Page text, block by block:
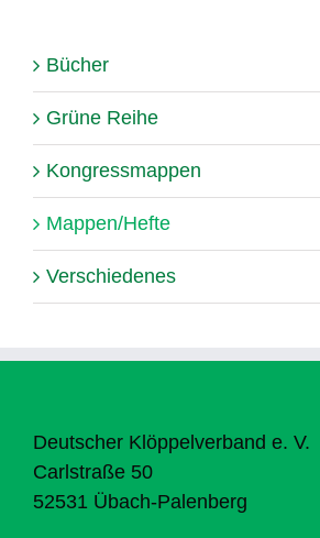
Bücher
Grüne Reihe
Kongressmappen
Mappen/Hefte
Verschiedenes
Deutscher Klöppelverband e. V.
Carlstraße 50
52531 Übach-Palenberg